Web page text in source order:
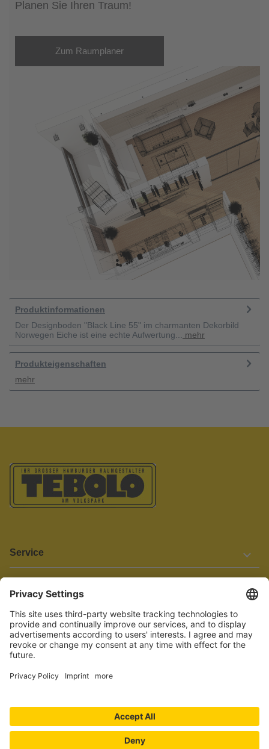
Planen Sie Ihren Traum!
Zum Raumplaner
Produktinformationen
Der Designboden "Black Line 55" im charmanten Dekorbild
Norwegen Eiche ist eine echte Aufwertung...
mehr
Produkteigenschaften
mehr
Service
Informationen
Barrierefreiheit
Wir bemühen uns, unsere Website barrierefrei zu gestalten.
Einige Inhalte und Funktionen sind derzeit jedoch noch nicht
vollständig zugänglich. Wenn Sie auf Barrieren stoßen oder Hilfe
benötigen, kontaktieren Sie uns bitte unter service[at]knutzen.de.
Vertrag widerrufen
© 2026 TEBOLO